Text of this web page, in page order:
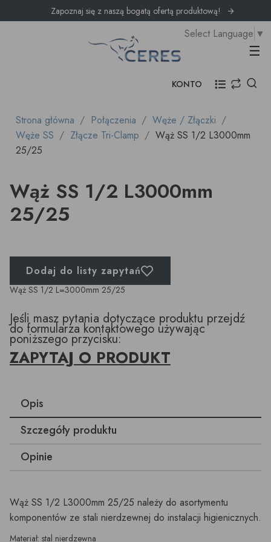
Zapoznaj się z naszą bogatą ofertą produktową!
☰
Select Language ▼
KONTO
Strona główna Połączenia
Węże / Złączki
Węże SS
Złącze Tri-Clamp
Wąż SS 1/2 L3000mm
25/25
Wąż SS 1/2 L3000mm
25/25
Dodaj do listy zapytań
Wąż SS 1/2 L=3000mm 25/25
Jeśli masz pytania dotyczące produktu przejdź
do formularza kontaktowego używając
poniższego przycisku:
ZAPYTAJ O PRODUKT
Opis
Szczegóły produktu
Opinie
Wąż SS 1/2 L3000mm 25/25 należy do asortymentu
komponentów ze stali nierdzewnej do instalacji higienicznych.
Materiał: stal nierdzewna